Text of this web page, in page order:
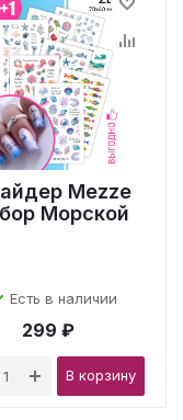
Mezze
Морской
Есть в наличии
299 ₽
В корзину